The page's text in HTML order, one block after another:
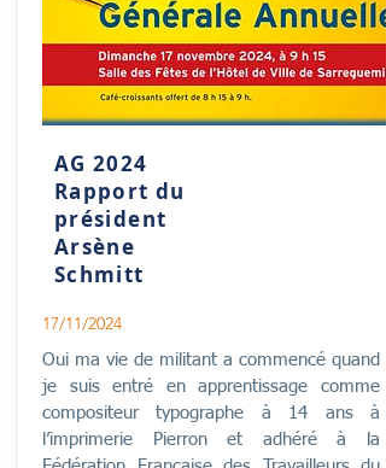
AG 2024
Rapport du
président
Arsène
Schmitt
17/11/2024
Oui ma vie de militant a commencé quand
je suis entré en apprentissage comme
compositeur typographe à 14 ans à
l’imprimerie Pierron et adhéré à la